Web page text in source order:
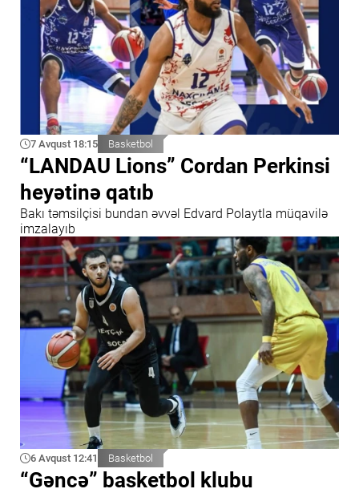
7 Avqust 18:15 Basketbol
“LANDAU Lions” Cordan Perkinsi
heyətinə qatıb
Bakı təmsilçisi bundan əvvəl Edvard Polaytla müqavilə
imzalayıb
6 Avqust 12:41 Basketbol
“Gəncə” basketbol klubu